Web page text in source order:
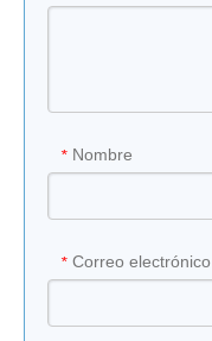
* Nombre
* Correo electrónico